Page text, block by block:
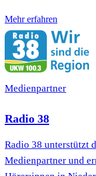
Mehr erfahren
Medienpartner
Radio 38
Radio 38 unterstützt
Medienpartner und